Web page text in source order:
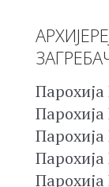
Парохија